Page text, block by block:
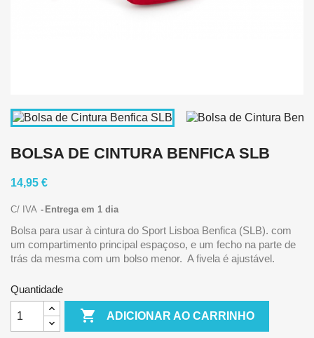
BOLSA DE CINTURA BENFICA SLB
14,95 €
C/ IVA Entrega em 1 dia
Bolsa para usar à cintura do Sport Lisboa Benfica (SLB). com
um compartimento principal espaçoso, e um fecho na parte de
trás da mesma com um bolso menor. A fivela é ajustável.
Quantidade
 ADICIONAR AO CARRINHO